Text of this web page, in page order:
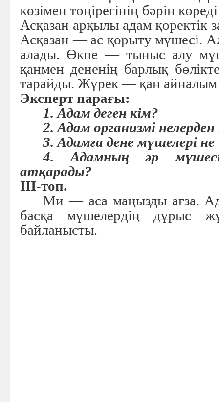
көзімен төңірегінің бәрін
Асқазан арқылы адам қоректік
Асқазан — ас қорыту мүшесі.
алады. Өкпе — тыныс алу
қанмен дененің барлық
тарайды. Жүрек — қан айналым
Эксперт парағы:
1. Адам деген кім?
2. Адам организмі
3. Адамға дене мүшелері не
4. Адамның әр
атқарады?
III-топ.
Ми — аса маңызды ағза.
басқа мүшелердің дұрыс
байланысты.